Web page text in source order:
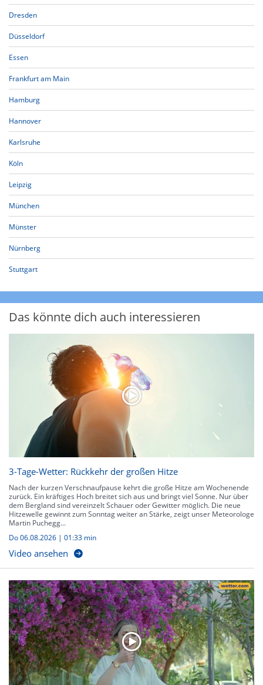
Dresden
Düsseldorf
Essen
Frankfurt am Main
Hamburg
Hannover
Karlsruhe
Köln
Leipzig
München
Münster
Nürnberg
Stuttgart
Das könnte dich auch interessieren
3-Tage-Wetter: Rückkehr der großen Hitze
Nach der kurzen Verschnaufpause kehrt die große Hitze am Wochenende
zurück. Ein kräftiges Hoch breitet sich aus und bringt viel Sonne. Nur über
dem Bergland sind vereinzelt Schauer oder Gewitter möglich. Die neue
Hitzewelle gewinnt zum Sonntag weiter an Stärke, zeigt unser Meteorologe
Martin Puchegg...
Do 06.08.2026 | 01:33 min
Video ansehen